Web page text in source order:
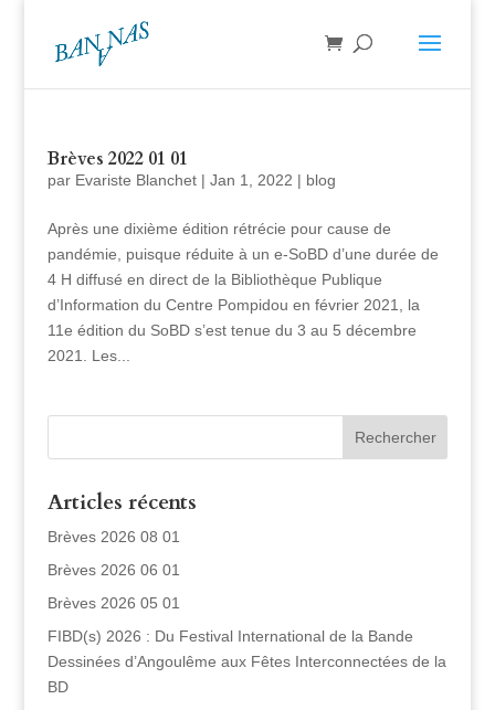
Brèves 2022 01 01
par Evariste Blanchet| Jan 1, 2022 | blog
Après une dixième édition rétrécie pour cause de
pandémie, puisque réduite à un e-SoBD d’une durée de
4 H diffusé en direct de la Bibliothèque Publique
d’Information du Centre Pompidou en février 2021, la
11e édition du SoBD s’est tenue du 3 au 5 décembre
2021. Les...
Articles récents
Brèves 2026 08 01
Brèves 2026 06 01
Brèves 2026 05 01
FIBD(s) 2026 : Du Festival International de la Bande
Dessinées d’Angoulême aux Fêtes Interconnectées de la
BD